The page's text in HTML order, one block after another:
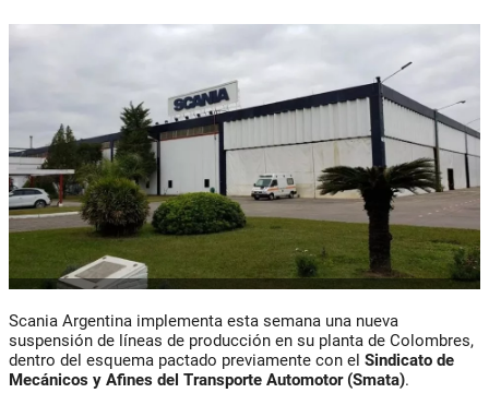
Scania Argentina implementa esta semana una nueva
suspensión de líneas de producción en su planta de Colombres,
dentro del esquema pactado previamente con el Sindicato de
Mecánicos y Afines del Transporte Automotor (Smata).